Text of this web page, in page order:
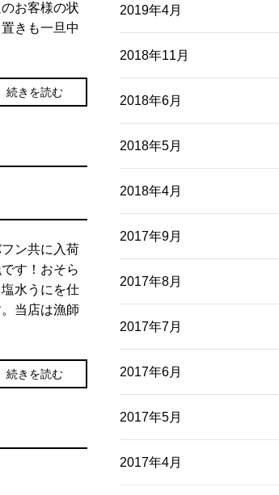
お客様の状
きも一旦中
続きを読む
ン共に入荷
す！おそら
水うにを仕
当店は漁師
続きを読む
2019年4月
2018年11月
2018年6月
2018年5月
2018年4月
2017年9月
2017年8月
2017年7月
2017年6月
2017年5月
2017年4月